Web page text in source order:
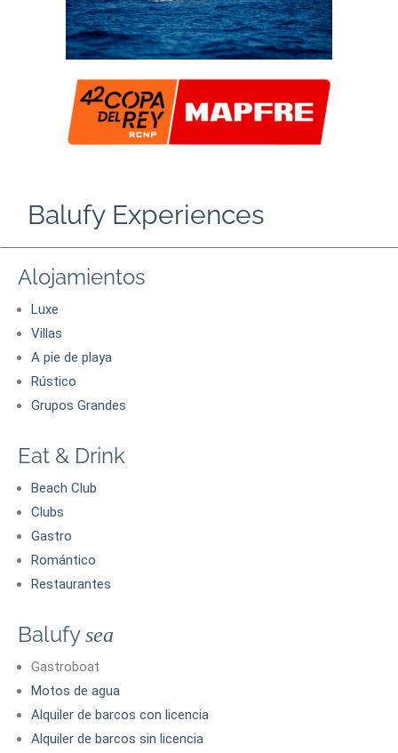
Balufy Experiences
Alojamientos
Luxe
Villas
A pie de playa
Rústico
Grupos Grandes
Eat & Drink
Beach Club
Clubs
Gastro
Romántico
Restaurantes
Balufysea
Gastroboat
Motos de agua
Alquiler de barcos con licencia
Alquiler de barcos sin licencia